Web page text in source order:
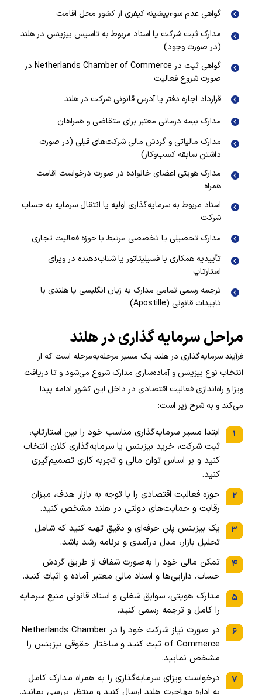
گواهی عدم سوءپیشینه کیفری از کشور محل اقامت
مدارک ثبت شرکت یا اسناد مربوط به تاسیس بیزینس در هلند
(در صورت وجود)
گواهی ثبت در Netherlands Chamber of Commerce در
صورت شروع فعالیت
قرارداد اجاره دفتر یا آدرس قانونی شرکت در هلند
مدارک بیمه درمانی معتبر برای متقاضی و همراهان
مدارک مالیاتی و گردش مالی شرکت‌های قبلی (در صورت
داشتن سابقه کسب‌وکار)
مدارک هویتی اعضای خانواده در صورت درخواست اقامت
همراه
اسناد مربوط به سرمایه‌گذاری اولیه یا انتقال سرمایه به حساب
شرکت
مدارک تحصیلی یا تخصصی مرتبط با حوزه فعالیت تجاری
تأییدیه همکاری با فسیلیتاتور یا شتاب‌دهنده در ویزای
استارتاپ
ترجمه رسمی تمامی مدارک به زبان انگلیسی یا هلندی با
تاییدات قانونی (Apostille)
مراحل سرمایه گذاری در هلند
فرآیند سرمایه‌گذاری در هلند یک مسیر مرحله‌به‌مرحله است که از
انتخاب نوع بیزینس و آماده‌سازی مدارک شروع می‌شود و تا دریافت
ویزا و راه‌اندازی فعالیت اقتصادی در داخل این کشور ادامه پیدا
می‌کند و به شرح زیر است:
۱
ابتدا مسیر سرمایه‌گذاری مناسب خود را بین استارتاپ،
ثبت شرکت، خرید بیزینس یا سرمایه‌گذاری کلان انتخاب
کنید و بر اساس توان مالی و تجربه کاری تصمیم‌گیری
کنید.
۲
حوزه فعالیت اقتصادی را با توجه به بازار هدف، میزان
رقابت و حمایت‌های دولتی در هلند مشخص کنید.
۳
یک بیزینس پلن حرفه‌ای و دقیق تهیه کنید که شامل
تحلیل بازار، مدل درآمدی و برنامه رشد باشد.
۴
تمکن مالی خود را به‌صورت شفاف از طریق گردش
حساب، دارایی‌ها و اسناد مالی معتبر آماده و اثبات کنید.
۵
مدارک هویتی، سوابق شغلی و اسناد قانونی منبع سرمایه
را کامل و ترجمه رسمی کنید.
۶
در صورت نیاز شرکت خود را در Netherlands Chamber
of Commerce ثبت کنید و ساختار حقوقی بیزینس را
مشخص نمایید.
۷
درخواست ویزای سرمایه‌گذاری را به همراه مدارک کامل
به اداره مهاجرت هلند ارسال کنید و منتظر بررسی بمانید.